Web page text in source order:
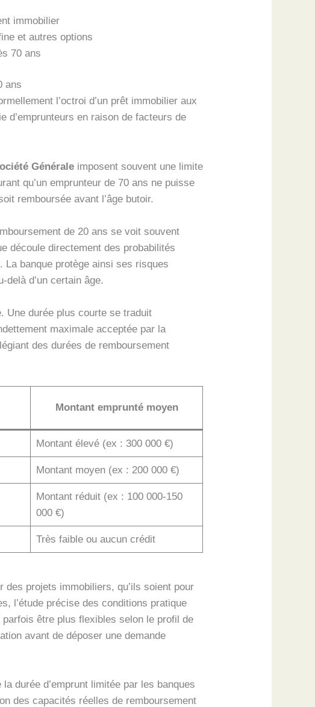
immobilier
et autres options
70 ans
ans
l’octroi d’un prêt immobilier aux
d’emprunteurs en raison de facteurs de
Générale imposent souvent une limite
qu’un emprunteur de 70 ans ne puisse
remboursée avant l’âge butoir.
de 20 ans se voit souvent
découle directement des probabilités
La banque protège ainsi ses risques
d’un certain âge.
Une durée plus courte se traduit
maximale acceptée par la
des durées de remboursement
Montant emprunté moyen
Montant élevé (ex : 300 000 €)
Montant moyen (ex : 200 000 €)
Montant réduit (ex : 100 000-150
000 €)
Très faible ou aucun crédit
projets immobiliers, qu’ils soient pour
l’étude précise des conditions pratique
parfois être plus flexibles selon le profil de
avant de déposer une demande
durée d’emprunt limitée par les banques
des capacités réelles de remboursement